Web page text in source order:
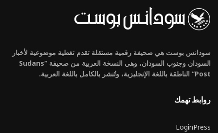
سودانس بوست هي صحيفة رقمية مستقلة تقدم تغطية موضوعية لأخبار
السودان وجنوب السودان، وهي النسخة العربية من صحيفة “Sudans
Post” الناطقة باللغة الإنجليزية، وتُنشر بالكامل باللغة العربية.
روابط تهمك
LoginPress